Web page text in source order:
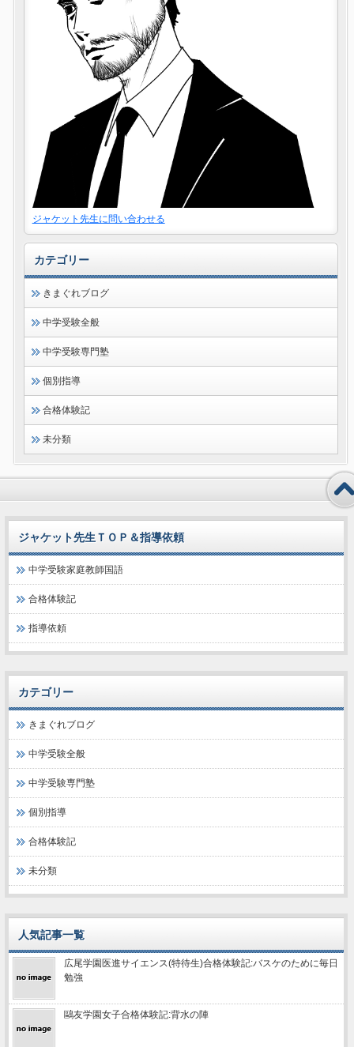
ジャケット先生に問い合わせる
カテゴリー
きまぐれブログ
中学受験全般
中学受験専門塾
個別指導
合格体験記
未分類
ジャケット先生ＴＯＰ＆指導依頼
中学受験家庭教師国語
合格体験記
指導依頼
カテゴリー
きまぐれブログ
中学受験全般
中学受験専門塾
個別指導
合格体験記
未分類
人気記事一覧
広尾学園医進サイエンス(特待生)合格体験記:バスケのために毎日
勉強
鷗友学園女子合格体験記:背水の陣